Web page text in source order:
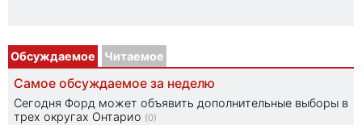
Обсуждаемое Читаемое
Самое обсуждаемое за неделю
Сегодня Форд может объявить дополнительные выборы в
трех округах Онтарио (0)